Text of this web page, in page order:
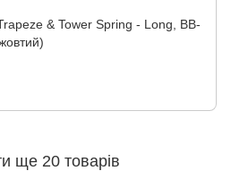
& Tower Spring - Long, BB-
ще 20 товарів